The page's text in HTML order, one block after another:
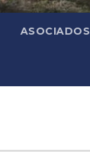
ASOCIADOS